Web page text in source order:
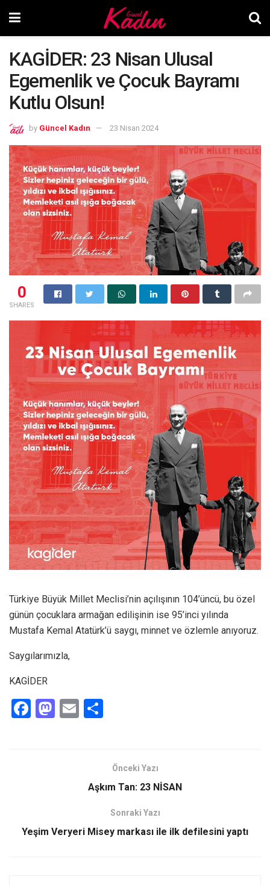
KAGİDER: 23 Nisan Ulusal
Egemenlik ve Çocuk Bayramı
Kutlu Olsun!
by Güncel Kadın 23 Nisan 2024
0
SHARES
Türkiye Büyük Millet Meclisi’nin açılışının 104’üncü, bu özel
günün çocuklara armağan edilişinin ise 95’inci yılında
Mustafa Kemal Atatürk’ü saygı, minnet ve özlemle anıyoruz.
Saygılarımızla,
KAGİDER
F
k
M
n
E
Önceki Yazı
Aşkım Tan: 23 NİSAN
Sonraki Yazı
Yeşim Veryeri Misey markası ile ilk defilesini yaptı